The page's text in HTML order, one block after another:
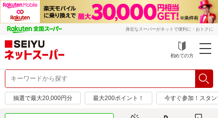
身近なスーパーがネットで便利に・おトクに
初めての方
抽選で最大20,000円分 最大200ポイント！ 今すぐ参加！スタ